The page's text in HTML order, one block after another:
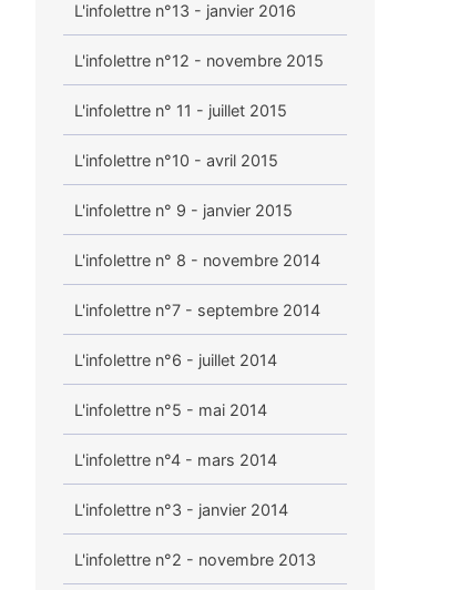
L'infolettre n°13 - janvier 2016
L'infolettre n°12 - novembre 2015
L'infolettre n° 11 - juillet 2015
L'infolettre n°10 - avril 2015
L'infolettre n° 9 - janvier 2015
L'infolettre n° 8 - novembre 2014
L'infolettre n°7 - septembre 2014
L'infolettre n°6 - juillet 2014
L'infolettre n°5 - mai 2014
L'infolettre n°4 - mars 2014
L'infolettre n°3 - janvier 2014
L'infolettre n°2 - novembre 2013